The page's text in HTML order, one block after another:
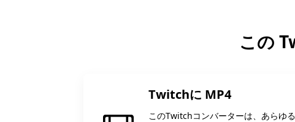
この
Twitchに MP4
このTwitchコンバーターは、あらゆ